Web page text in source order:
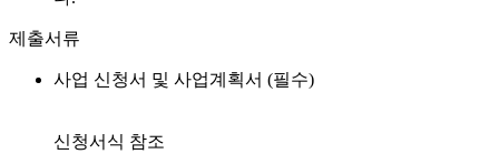
제출서류
사업 신청서 및 사업계획서 (필수)
신청서식 참조